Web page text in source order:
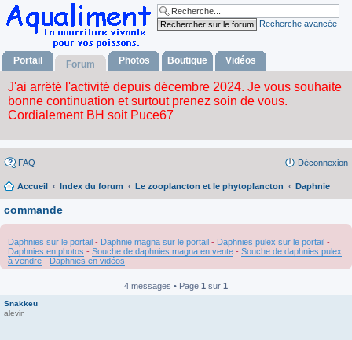
Recherche avancée
Portail Forum Photos Boutique Vidéos
FAQ Déconnexion
Accueil Index du forum Le zooplancton et le phytoplancton Daphnie
commande
Daphnies sur le portail - Daphnie magna sur le portail - Daphnies pulex sur le portail -
Daphnies en photos - Souche de daphnies magna en vente - Souche de daphnies pulex
à vendre - Daphnies en vidéos -
4 messages • Page 1 sur 1
Snakkeu
alevin